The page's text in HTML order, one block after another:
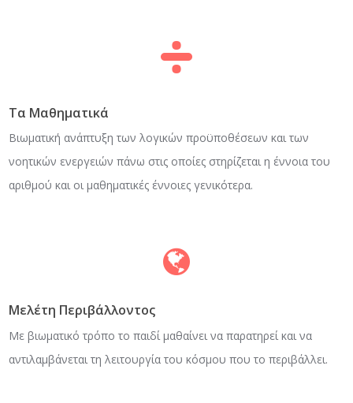
Τα Μαθηματικά
Βιωματική ανάπτυξη των λογικών προϋποθέσεων και των
νοητικών ενεργειών πάνω στις οποίες στηρίζεται η έννοια του
αριθμού και οι μαθηματικές έννοιες γενικότερα.
Μελέτη Περιβάλλοντος
Με βιωματικό τρόπο το παιδί μαθαίνει να παρατηρεί και να
αντιλαμβάνεται τη λειτουργία του κόσμου που το περιβάλλει.